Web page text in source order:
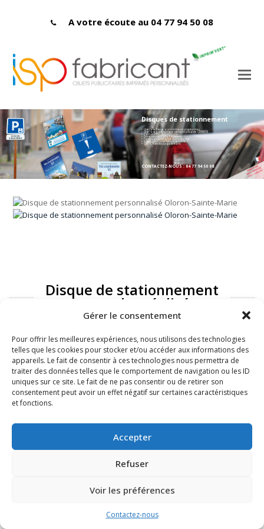
Gérer le consentement
Pour offrir les meilleures expériences, nous utilisons des technologies
telles que les cookies pour stocker et/ou accéder aux informations des
appareils. Le fait de consentir à ces technologies nous permettra de
traiter des données telles que le comportement de navigation ou les ID
uniques sur ce site. Le fait de ne pas consentir ou de retirer son
consentement peut avoir un effet négatif sur certaines caractéristiques
et fonctions.
Accepter
Refuser
Voir les préférences
Contactez-nous
A votre écoute au 04 77 94 50 08
Disques de stationnement
> Une face bleue aux normes européennes
> Une face entièrement personnalisable OFFERTE
> Carton PEFC 400 microns
> Dimensions : 150 x 150 mmn
> Fabriqués en France dans la Loire
> Impression labellisée Imprim'vert
> OPTION pelliculage brillant
CONTACTEZ-NOUS : 04 77 94 50 08
Disque de stationnement
: exemples réalisés
FAQ Mentions légales